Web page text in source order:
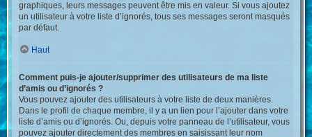
graphiques, leurs messages peuvent être mis en valeur. Si vous ajoutez
un utilisateur à votre liste d’ignorés, tous ses messages seront masqués
par défaut.
Haut
Comment puis-je ajouter/supprimer des utilisateurs de ma liste
d’amis ou d’ignorés ?
Vous pouvez ajouter des utilisateurs à votre liste de deux manières.
Dans le profil de chaque membre, il y a un lien pour l’ajouter dans votre
liste d’amis ou d’ignorés. Ou, depuis votre panneau de l’utilisateur, vous
pouvez ajouter directement des membres en saisissant leur nom